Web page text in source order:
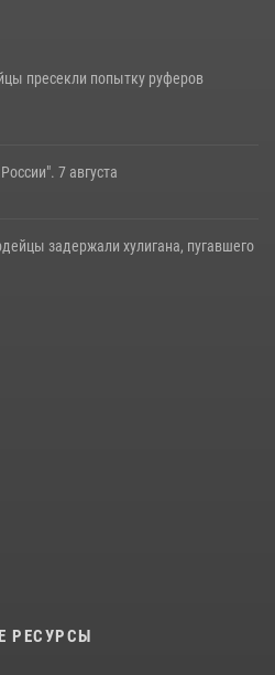
пресекли попытку руферов
7 августа
задержали хулигана, пугавшего
РЕСУРСЫ